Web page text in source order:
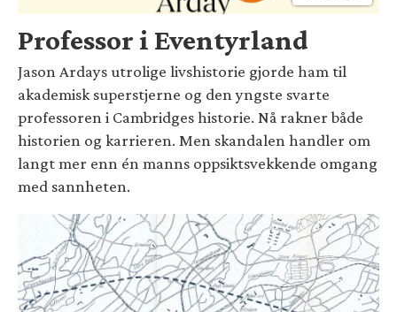
Professor i Eventyrland
Jason Ardays utrolige livshistorie gjorde ham til
akademisk superstjerne og den yngste svarte
professoren i Cambridges historie. Nå rakner både
historien og karrieren. Men skandalen handler om
langt mer enn én manns oppsiktsvekkende omgang
med sannheten.